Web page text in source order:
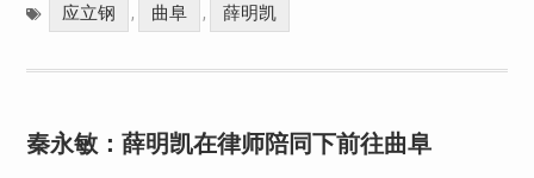
应立钢 , 曲阜 , 薛明凯
秦永敏：薛明凯在律师陪同下前往曲阜